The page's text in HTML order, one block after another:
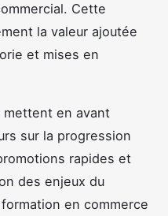
Cette
la valeur ajoutée
et mises en
mettent en avant
sur la progression
rapides et
des enjeux du
en commerce